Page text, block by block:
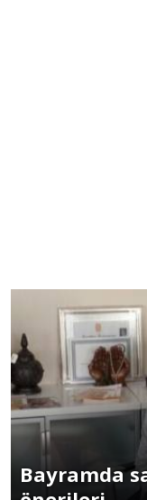
Bayramda